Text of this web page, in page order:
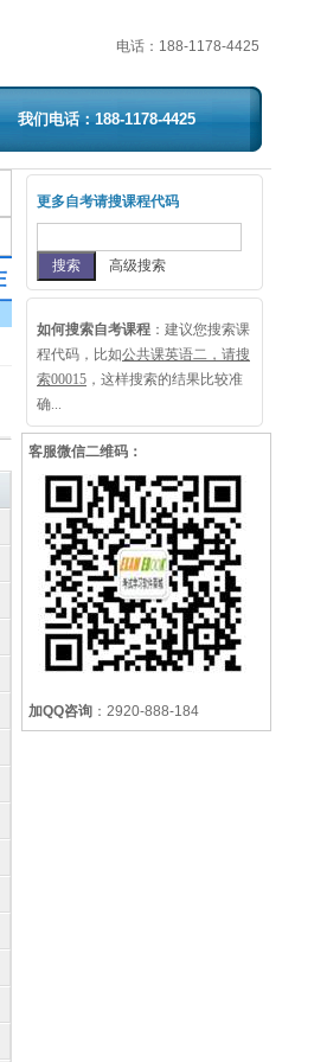
电话： 188-1178-4425
我们电话：188-1178-4425
更多自考请搜课程代码
高级搜索
如何搜索自考课程 ： 建议您搜索课
程代码，比如公共课英语二，请搜
索00015 ，这样搜索的结果比较准
确...
客服微信二维码：
加QQ咨询 ：2920-888-184